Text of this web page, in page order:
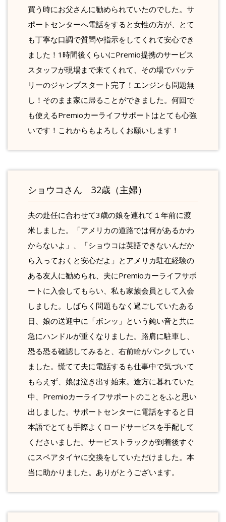
買う時にお父さんに勧められていたのでした。サ
ポートセンターへ電話をすると女性の方が、とて
も丁寧な口調で質問や指示をしてくれて安心でき
ました！1時間後くらいにPremio提携のサービス
スタッフが現場まで来てくれて、その場でバッテ
リーのジャンプスタート完了！エンジンも問題無
し！そのまま家に帰ることができました。何回で
も使えるPremioカーライフサポートはとても心強
いです！これからもよろしくお願いします！
ショウコさん 32歳（主婦）
夫の赴任に合わせて3歳の娘を連れて１年前に渡
米しました。「アメリカの道路では何があるかわ
からないよ」、「ショウコは英語できないんだか
ら入っておくと安心だよ」とアメリカ駐在経験の
ある友人に勧められ、夫にPremioカーライフサポ
ートに入会してもらい、私も家族会員として入会
しました。しばらく問題もなく過ごしていたある
日、娘の送迎中に「ボンッ」という鈍い音と共に
急にハンドルが重くなりました。路肩に駐車し、
恐る恐る確認してみると、右前輪がパンクしてい
ました。慌てて夫に電話するも仕事中で気づいて
もらえず、娘は泣き出す始末。途方に暮れていた
中、Premioカーライフサポートのことをふと思い
出しました。サポートセンターに電話をすると日
本語でとても手際よくロードサービスを手配して
くださいました。サービストラックが到着後すぐ
にスペアタイヤに交換をしていただけました。本
当に助かりました。ありがとうございます。